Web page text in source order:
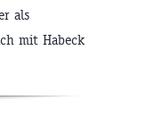
als
mit Habeck